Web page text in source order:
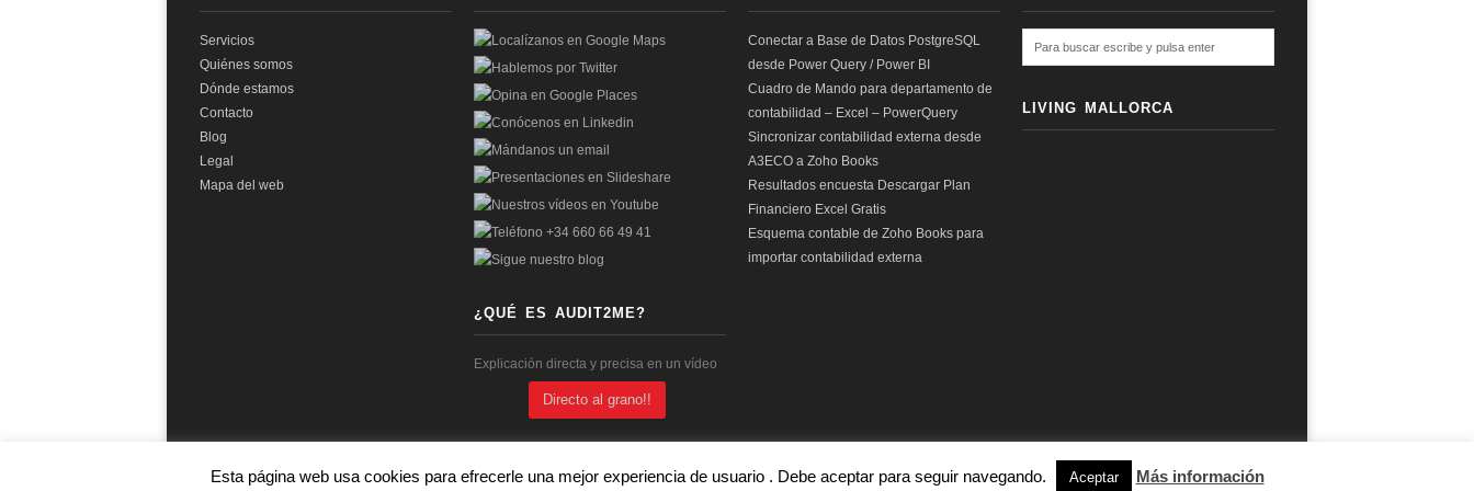
Servicios
Quiénes somos
Dónde estamos
Contacto
Blog
Legal
Mapa del web
¿QUÉ ES AUDIT2ME?
Explicación directa y precisa en un vídeo
Directo al grano!!
Conectar a Base de Datos PostgreSQL
desde Power Query / Power BI
Cuadro de Mando para departamento de
contabilidad – Excel – PowerQuery
Sincronizar contabilidad externa desde
A3ECO a Zoho Books
Resultados encuesta Descargar Plan
Financiero Excel Gratis
Esquema contable de Zoho Books para
importar contabilidad externa
LIVING MALLORCA
© 2026 audit2me | Aviso Legal| subir ↑
Esta página web usa cookies para efrecerle una mejor experiencia de usuario . Debe aceptar para seguir navegando. Aceptar Más información